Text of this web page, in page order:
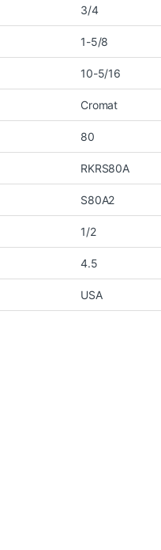
3/4
1-5/8
10-5/16
Cromat
80
RKRS80A
S80A2
1/2
4.5
USA